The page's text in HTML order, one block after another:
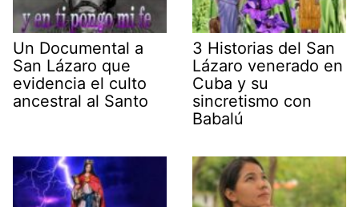
Un Documental a
San Lázaro que
evidencia el culto
ancestral al Santo
3 Historias del San
Lázaro venerado en
Cuba y su
sincretismo con
Babalú